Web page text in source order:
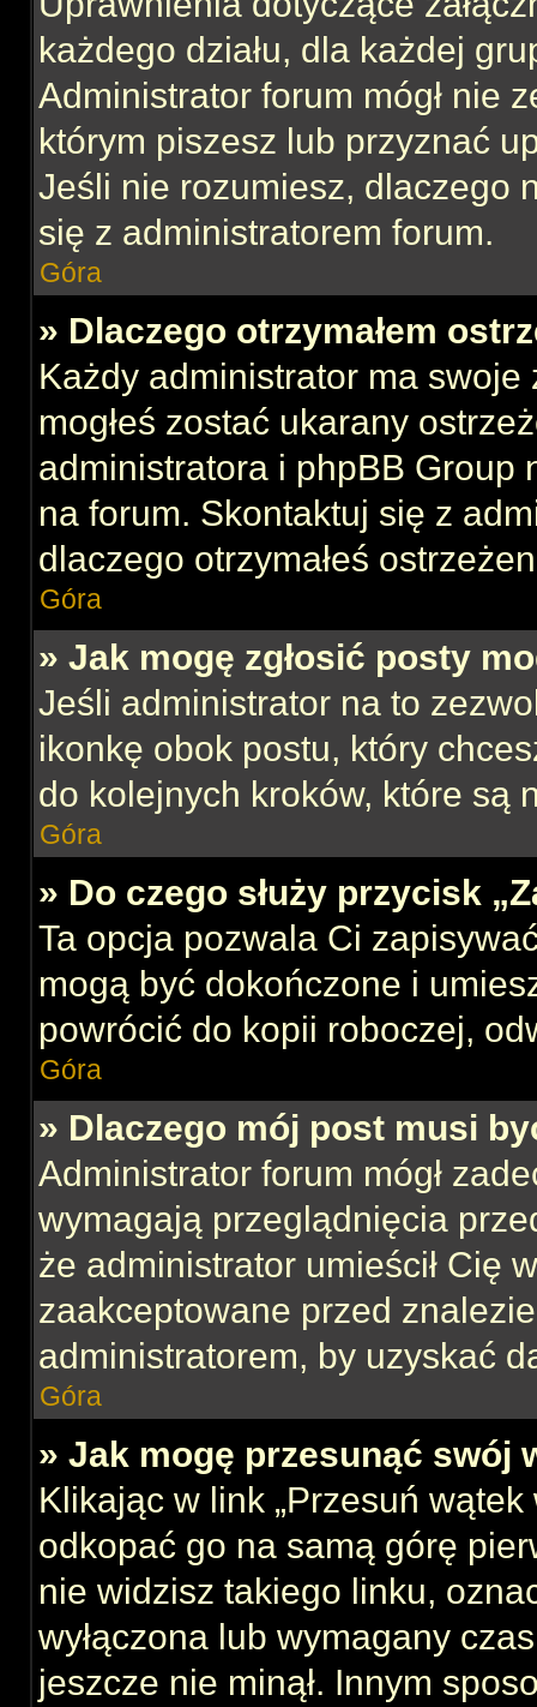
każdego działu, dla każdej
Administrator forum mógł nie
którym piszesz lub przyznać
Jeśli nie rozumiesz, dlaczego
się z administratorem forum.
Góra
» Dlaczego otrzymałem
Każdy administrator ma swoje
mogłeś zostać ukarany
administratora i phpBB Group
na forum. Skontaktuj się z
dlaczego otrzymałeś
Góra
» Jak mogę zgłosić posty
Jeśli administrator na to
ikonkę obok postu, który
do kolejnych kroków, które są
Góra
» Do czego służy przycisk
Ta opcja pozwala Ci
mogą być dokończone i
powrócić do kopii roboczej,
Góra
» Dlaczego mój post musi
Administrator forum mógł
wymagają przeglądnięcia
że administrator umieścił Cię
zaakceptowane przed
administratorem, by uzyskać
Góra
» Jak mogę przesunąć swój
Klikając w link „Przesuń
odkopać go na samą górę
nie widzisz takiego linku,
wyłączona lub wymagany
jeszcze nie minął. Innym